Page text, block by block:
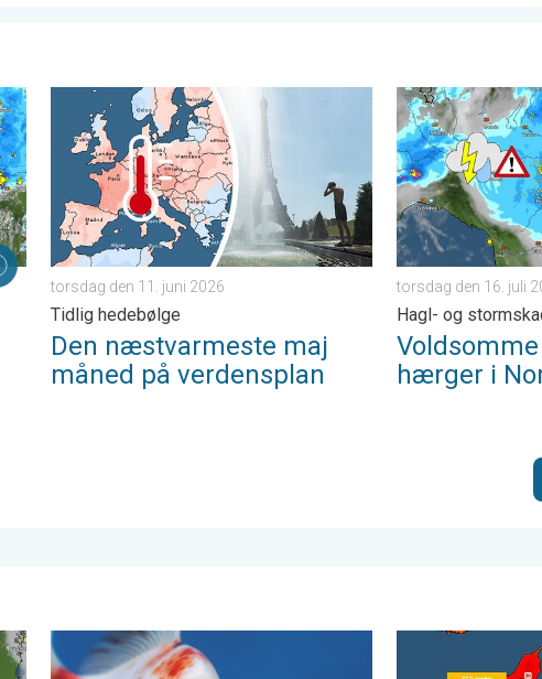
og stormskader. . . onsdag den 3. juni 2026
Den næstvarmeste maj måned på verdensplan. Tidlig
torsdag den 11. juni 2026
Tidlig hedebølge
Den næstvarmeste maj
måned på verdensplan
Voldsomme
torsdag den 16. juli
Hagl- og
hærger i
på. . . torsdag den 16. april 2026
Det regner med fisk og mytiske bølger. Vejrets vanvittige
Historisk varme i